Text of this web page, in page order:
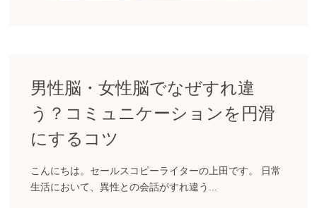
男性脳・女性脳でなぜすれ違
う？コミュニケーションを円滑
にするコツ
こんにちは。セールスコピーライターの上田です。 日常
生活において、異性との会話がすれ違う...